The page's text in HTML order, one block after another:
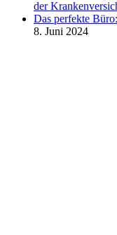
der
Das perfekte
8. Juni 2024